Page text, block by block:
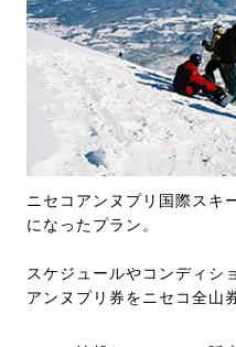
ニセコアンヌプリ国際スキ
になったプラン。
スケジュールやコンディシ
アンヌプリ券をニセコ全山